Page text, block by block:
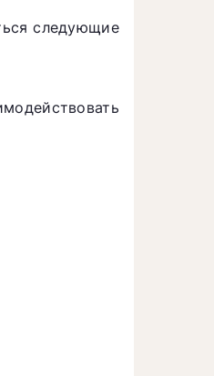
следующие